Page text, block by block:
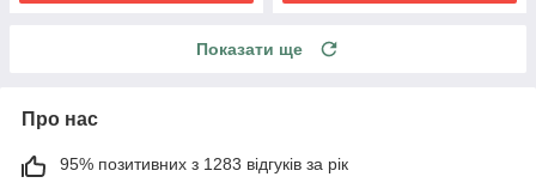
Показати ще
Про нас
95% позитивних з 1283 відгуків за рік